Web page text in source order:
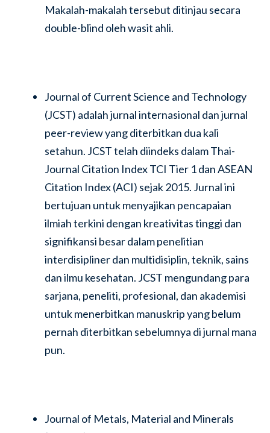
Makalah-makalah tersebut ditinjau secara
double-blind oleh wasit ahli.
Journal of Current Science and Technology
(JCST) adalah jurnal internasional dan jurnal
peer-review yang diterbitkan dua kali
setahun. JCST telah diindeks dalam Thai-
Journal Citation Index TCI Tier 1 dan ASEAN
Citation Index (ACI) sejak 2015. Jurnal ini
bertujuan untuk menyajikan pencapaian
ilmiah terkini dengan kreativitas tinggi dan
signifikansi besar dalam penelitian
interdisipliner dan multidisiplin, teknik, sains
dan ilmu kesehatan. JCST mengundang para
sarjana, peneliti, profesional, dan akademisi
untuk menerbitkan manuskrip yang belum
pernah diterbitkan sebelumnya di jurnal mana
pun.
Journal of Metals, Material and Minerals